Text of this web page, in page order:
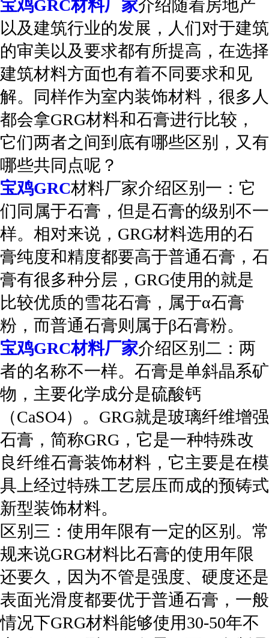
宝鸡GRC材料厂家介绍随着房地产
以及建筑行业的发展，人们对于建筑
的审美以及要求都有所提高，在选择
建筑材料方面也有着不同要求和见
解。同样作为室内装饰材料，很多人
都会拿GRG材料和石膏进行比较，
它们两者之间到底有哪些区别，又有
哪些共同点呢？
宝鸡GRC材料厂家介绍区别一：它
们同属于石膏，但是石膏的级别不一
样。相对来说，GRG材料选用的石
膏纯度和精度都要高于普通石膏，石
膏有很多种分层，GRG使用的就是
比较优质的雪花石膏，属于α石膏
粉，而普通石膏则属于β石膏粉。
宝鸡GRC材料厂家介绍区别二：两
者的名称不一样。石膏是单斜晶系矿
物，主要化学成分是硫酸钙
（CaSO4）。GRG就是玻璃纤维增强
石膏，简称GRG，它是一种特殊改
良纤维石膏装饰材料，它主要是在模
具上经过特殊工艺层压而成的预铸式
新型装饰材料。
区别三：使用年限有一定的区别。常
规来说GRG材料比石膏的使用年限
还要久，因为不管是强度、硬度还是
表面光滑度都要优于普通石膏，一般
情况下GRG材料能够使用30-50年不